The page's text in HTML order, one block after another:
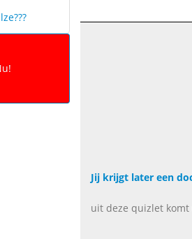
Jij krijgt later een
uit deze quizlet